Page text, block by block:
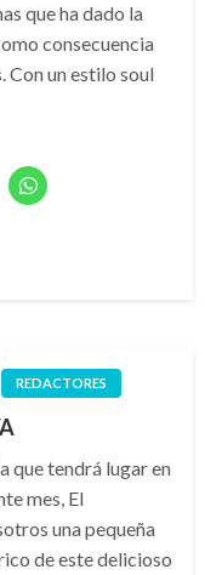
que ha dado la
consecuencia
Con un estilo soul
REDACTORES
que tendrá lugar en
mes, El
una pequeña
de este delicioso